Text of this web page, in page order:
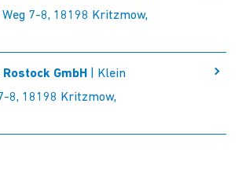
7-8, 18198 Kritzmow,
Rostock GmbH | Klein
8, 18198 Kritzmow,